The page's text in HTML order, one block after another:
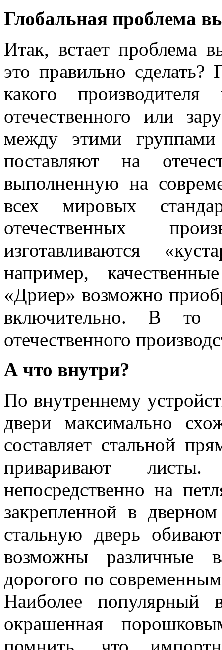
Глобальная проблема
Итак, встает проблема
это правильно сделать?
какого
отечественного или
между этими
поставляют на
выполненную на
всех мировых
отечественных
изготавливаются
например,
«Дриер» возможно
включительно. В то
отечественного
А что внутри?
По внутреннему
двери максимально
составляет стальной
приваривают
непосредственно на
закрепленной в
стальную дверь
возможны различные
дорогого по
Наиболее популярный
окрашенная